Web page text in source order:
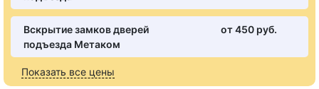
Вскрытие замков дверей
подъезда Метаком
от 450 pуб.
Показать все цены